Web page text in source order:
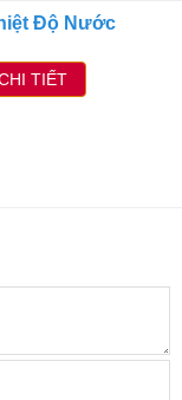
Độ Nước
TIẾT